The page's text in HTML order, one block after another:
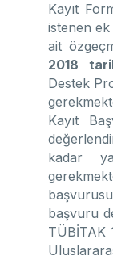
Kayıt
istenen
ait
2018
Destek
Kayıt
kadar
başvuru
TÜBİTAK